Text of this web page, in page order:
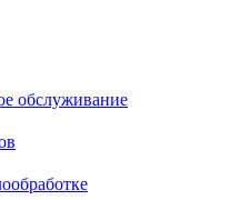
обслуживание